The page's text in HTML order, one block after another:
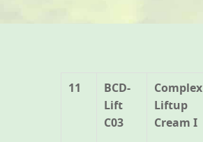
11
BCD-
Lift
C03
Complex
Liftup
Cream I